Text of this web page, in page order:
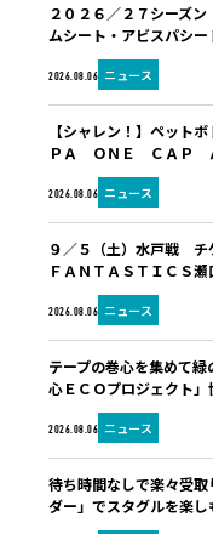
2026.08.06 ニュース
２０２６／２７シーズ
ムシート・アビスパシ
2026.08.06 ニュース
【シャレン！】ペット
ＰＡ ＯＮＥ ＣＡＰ
2026.08.06 ニュース
９／５（土）水戸戦 チ
ＦＡＮＴＡＳＴＩＣＳ
2026.08.06 ニュース
テープの巻心を集めて
心ＥＣＯプロジェクト
待ち時間なしで楽々受
ダー」でスタグルを楽し